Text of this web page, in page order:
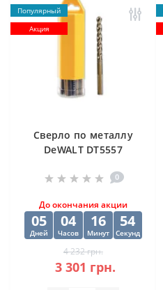
Популярный
Акция
Cверлo по металлу
DeWALT DT5557
10х84х133 мм
0
До окончания акции
05
Дней
04
Часов
16
Минут
53
Секунд
4 232 грн.
3 301 грн.